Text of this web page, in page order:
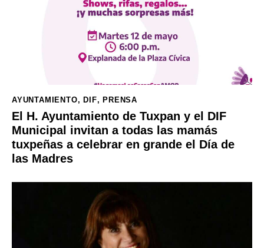
AYUNTAMIENTO, DIF, PRENSA
El H. Ayuntamiento de Tuxpan y el DIF
Municipal invitan a todas las mamás
tuxpeñas a celebrar en grande el Día de
las Madres